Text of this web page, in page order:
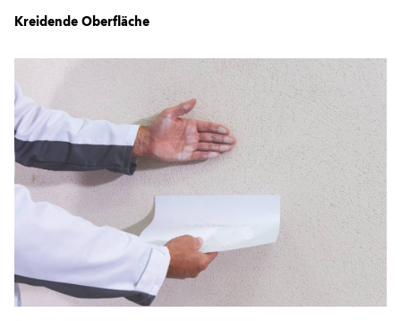
Kreidende Oberfläche